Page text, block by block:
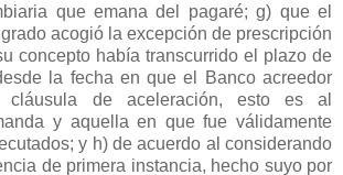
que emana del pagaré; g) que el
acogió la excepción de prescripción
concepto había transcurrido el plazo de
la fecha en que el Banco acreedor
cláusula de aceleración, esto es al
y aquella en que fue válidamente
y h) de acuerdo al considerando
de primera instancia, hecho suyo por